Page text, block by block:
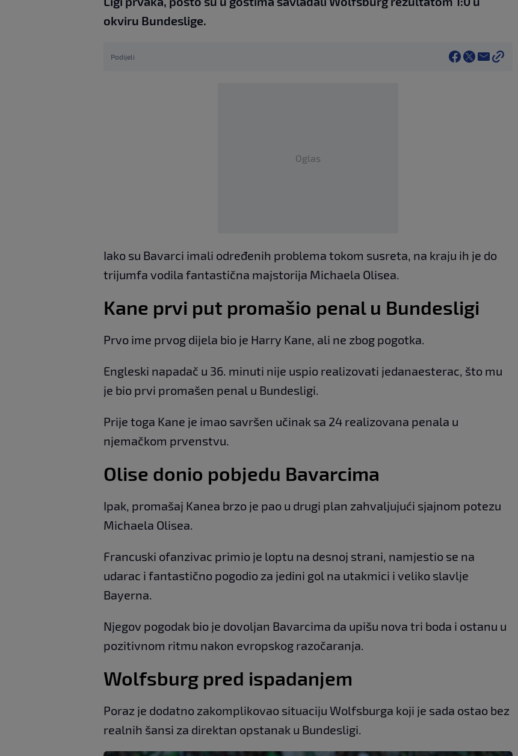
okviru Bundeslige.
Podijeli
Oglas
Iako su Bavarci imali određenih problema tokom susreta, na kraju ih je do
trijumfa vodila fantastična majstorija Michaela Olisea.
Kane prvi put promašio penal u Bundesligi
Prvo ime prvog dijela bio je Harry Kane, ali ne zbog pogotka.
Engleski napadač u 36. minuti nije uspio realizovati jedanaesterac, što mu
je bio prvi promašen penal u Bundesligi.
Prije toga Kane je imao savršen učinak sa 24 realizovana penala u
njemačkom prvenstvu.
Olise donio pobjedu Bavarcima
Ipak, promašaj Kanea brzo je pao u drugi plan zahvaljujući sjajnom potezu
Michaela Olisea.
Francuski ofanzivac primio je loptu na desnoj strani, namjestio se na
udarac i fantastično pogodio za jedini gol na utakmici i veliko slavlje
Bayerna.
Njegov pogodak bio je dovoljan Bavarcima da upišu nova tri boda i ostanu u
pozitivnom ritmu nakon evropskog razočaranja.
Wolfsburg pred ispadanjem
Poraz je dodatno zakomplikovao situaciju Wolfsburga koji je sada ostao bez
realnih šansi za direktan opstanak u Bundesligi.